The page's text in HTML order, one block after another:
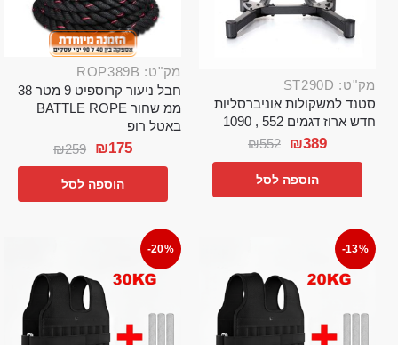
מק"ט: ST290D
סטנד למשקולות אוניברסליות
חדש ארוז דגמים 552 , 1090
₪552 ₪389
הוספה לסל
מק"ט: ROP389B
חבל ניעור קרוספיט 9 מטר 38
ממ שחור BATTLE ROPE
באטל רופ
₪259 ₪175
הוספה לסל
-13%
-20%